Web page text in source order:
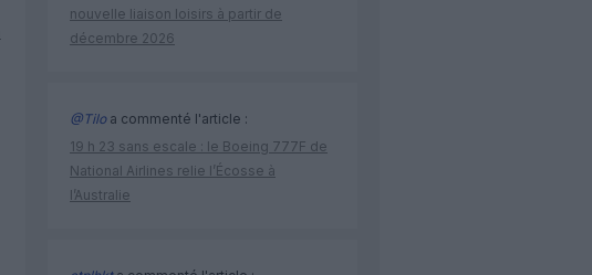
nouvelle liaison loisirs à partir de
décembre 2026
@Tiloa commenté l'article :
19 h 23 sans escale : le Boeing 777F de
National Airlines relie l’Écosse à
l’Australie